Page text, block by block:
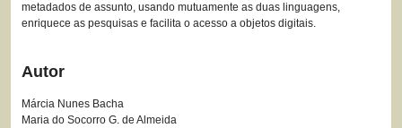
metadados de assunto, usando mutuamente as duas linguagens,
enriquece as pesquisas e facilita o acesso a objetos digitais.
Autor
Márcia Nunes Bacha
Maria do Socorro G. de Almeida